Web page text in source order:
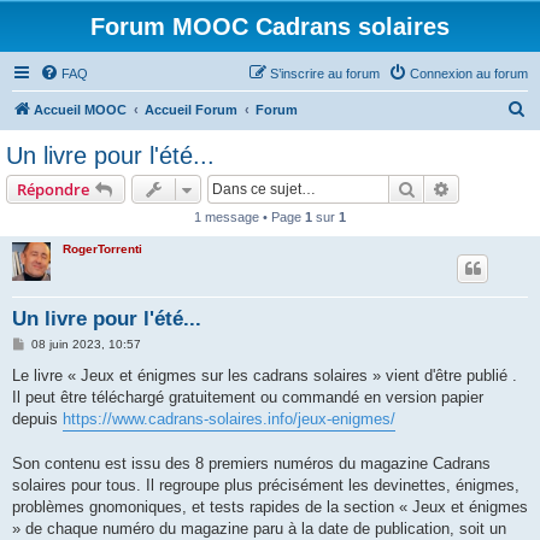
Forum MOOC Cadrans solaires
FAQ Connexion au forum
S’inscrire au forum
Accueil MOOC Accueil Forum Forum
Un livre pour l'été...
Répondre Rechercher
1 message • Page 1 sur 1
RogerTorrenti
Un livre pour l'été...
M
s
a
g
e
08 juin 2023, 10:57
Le livre « Jeux et énigmes sur les cadrans solaires » vient d'être publié .
Il peut être téléchargé gratuitement ou commandé en version papier
depuis https://www.cadrans-solaires.info/jeux-enigmes/
Son contenu est issu des 8 premiers numéros du magazine Cadrans
solaires pour tous. Il regroupe plus précisément les devinettes, énigmes,
problèmes gnomoniques, et tests rapides de la section « Jeux et énigmes
» de chaque numéro du magazine paru à la date de publication, soit un